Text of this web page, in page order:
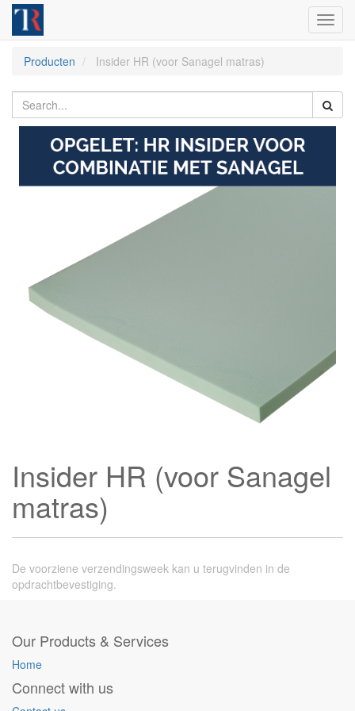
Producten
Insider HR (voor Sanagel matras)
Insider HR (voor Sanagel
matras)
De voorziene verzendingsweek kan u terugvinden in de
opdrachtbevestiging.
Our Products & Services
Home
Connect with us